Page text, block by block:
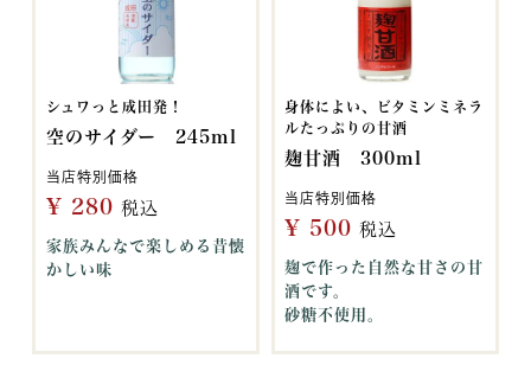
シュワっと成田発！
空のサイダー 245ml
当店特別価格
¥ 280 税込
家族みんなで楽しめる昔懐
かしい味
身体によい、ビタミンミネラ
ルたっぷりの甘酒
麹甘酒 300ml
当店特別価格
¥ 500 税込
麹で作った自然な甘さの甘
酒です。
砂糖不使用。